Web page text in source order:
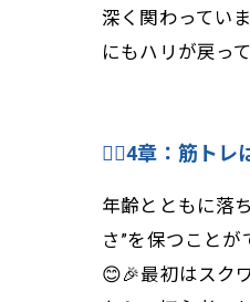
深く関わってい
にもハリが戻っ
🏃‍♀️4章：筋トレ
年齢とともに落
さ”を保つこと
😊🎉最初はスク